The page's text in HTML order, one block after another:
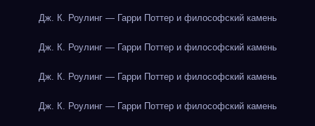
Дж. К. Роулинг — Гарри Поттер и философский камень
Дж. К. Роулинг — Гарри Поттер и философский камень
Дж. К. Роулинг — Гарри Поттер и философский камень
Дж. К. Роулинг — Гарри Поттер и философский камень